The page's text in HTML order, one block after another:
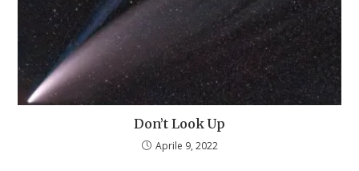
Don’t Look Up
Aprile 9, 2022